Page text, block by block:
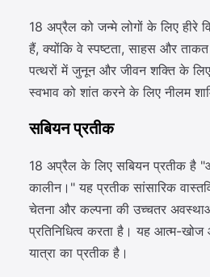
18 अप्रैल को जन्मे लोगों के लिए हीरे
हैं, क्योंकि वे स्पष्टता, साहस और
पत्थरों में जुनून और जीवन शक्ति के
स्वभाव को शांत करने के लिए नीलम
सबियन प्रतीक
18 अप्रैल के लिए सबियन प्रतीक है
कालीन।" यह प्रतीक सांसारिक
चेतना और कल्पना की उच्चतर
प्रतिनिधित्व करता है। यह आत्म-
यात्रा का प्रतीक है।